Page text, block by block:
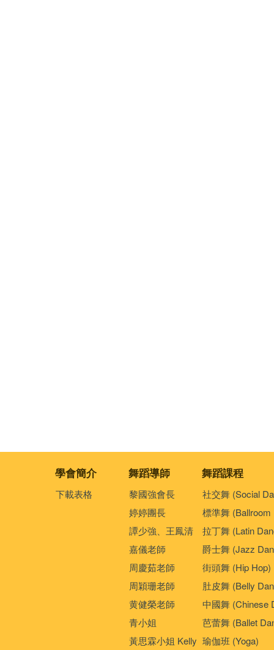
學會簡介 舞蹈導師 舞蹈課程
下載表格
黎國強會長
婷婷團長
譚少強、王鳳清
嘉儀老師
周慶茹老師
周穎珊老師
黄健榮老師
青小姐
黃思霖小姐 Kelly
社交舞 (Social
標準舞 (Ballroom
拉丁舞 (Latin
爵士舞 (Jazz
街頭舞 (Hip Hop)
肚皮舞 (Belly
中國舞 (Chinese
芭蕾舞 (Ballet
瑜伽班 (Yoga)